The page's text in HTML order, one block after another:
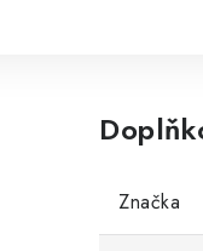
Značka